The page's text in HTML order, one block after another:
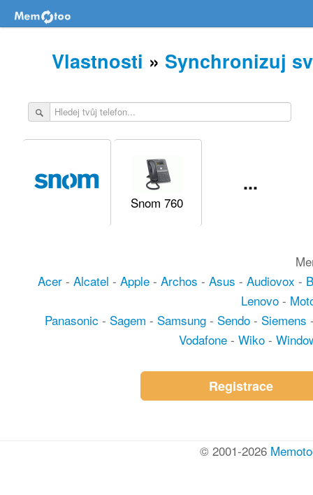
Vlastnosti » Synchronizuj
Snom 760
...
Acer - Alcatel - Apple - Archos - Asus - Audiovox -
Lenovo -
Panasonic - Sagem - Samsung - Sendo - Siemens
Vodafone -Wiko -
Registrace
© 2001-2026